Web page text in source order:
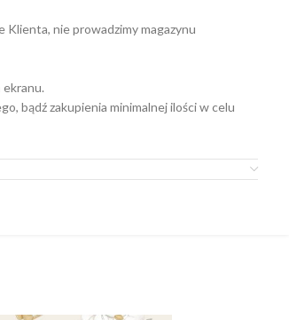
Klienta, nie prowadzimy magazynu
ekranu.
bądź zakupienia minimalnej ilości w celu